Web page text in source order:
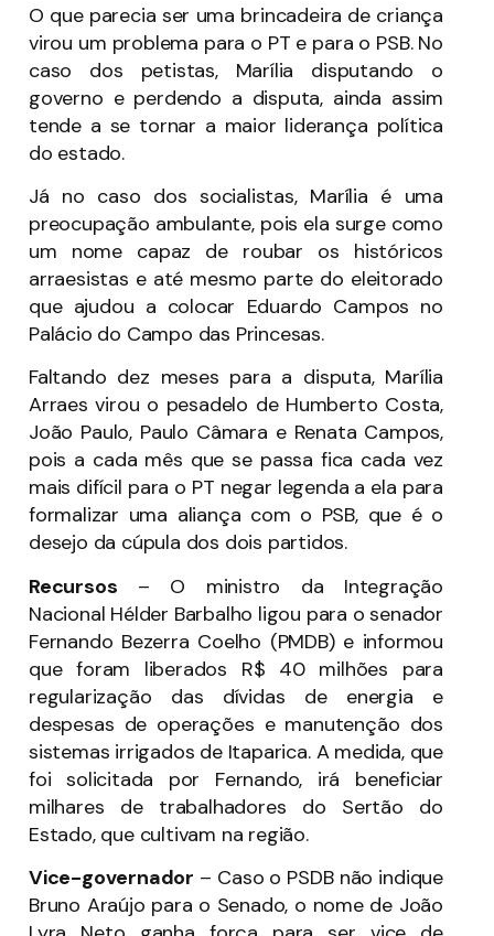
O que parecia ser uma brincadeira de criança
virou um problema para o PT e para o PSB. No
caso dos petistas, Marília disputando o
governo e perdendo a disputa, ainda assim
tende a se tornar a maior liderança política
do estado.
Já no caso dos socialistas, Marília é uma
preocupação ambulante, pois ela surge como
um nome capaz de roubar os históricos
arraesistas e até mesmo parte do eleitorado
que ajudou a colocar Eduardo Campos no
Palácio do Campo das Princesas.
Faltando dez meses para a disputa, Marília
Arraes virou o pesadelo de Humberto Costa,
João Paulo, Paulo Câmara e Renata Campos,
pois a cada mês que se passa fica cada vez
mais difícil para o PT negar legenda a ela para
formalizar uma aliança com o PSB, que é o
desejo da cúpula dos dois partidos.
Recursos – O ministro da Integração
Nacional Hélder Barbalho ligou para o senador
Fernando Bezerra Coelho (PMDB) e informou
que foram liberados R$ 40 milhões para
regularização das dívidas de energia e
despesas de operações e manutenção dos
sistemas irrigados de Itaparica. A medida, que
foi solicitada por Fernando, irá beneficiar
milhares de trabalhadores do Sertão do
Estado, que cultivam na região.
Vice-governador – Caso o PSDB não indique
Bruno Araújo para o Senado, o nome de João